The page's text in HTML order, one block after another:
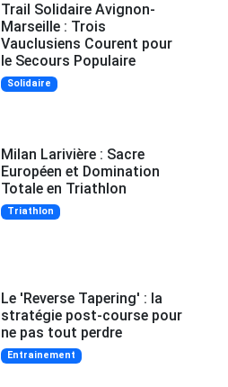
Trail Solidaire Avignon-
Marseille : Trois
Vauclusiens Courent pour
le Secours Populaire
Solidaire
Milan Larivière : Sacre
Européen et Domination
Totale en Triathlon
Triathlon
Le 'Reverse Tapering' : la
stratégie post-course pour
ne pas tout perdre
Entrainement